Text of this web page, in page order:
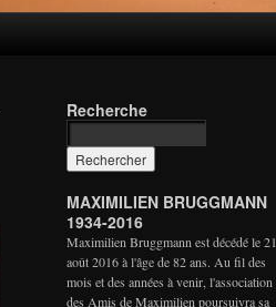
Recherche
MAXIMILIEN BRUGGMANN
1934-2016
Maximilien Bruggmann est décédé le 21
août 2016 à l'âge de 82 ans. Au fil des
mois et des années à venir, l'association
des Amis de Maximilien poursuivra sa